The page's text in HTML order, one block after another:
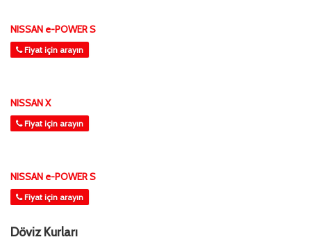
NISSAN e-POWER S
Fiyat için arayın
NISSAN X
Fiyat için arayın
NISSAN e-POWER S
Fiyat için arayın
Döviz Kurları